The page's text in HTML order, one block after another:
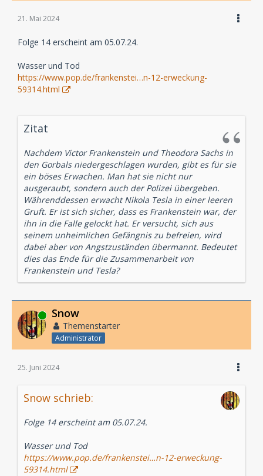
21. Mai 2024
Folge 14 erscheint am 05.07.24.
Wasser und Tod
https://www.pop.de/frankenstei…n-12-erweckung-
59314.html
Zitat
Nachdem Victor Frankenstein und Theodora Sachs in
den Gorbals niedergeschlagen wurden, gibt es für sie
ein böses Erwachen. Man hat sie nicht nur
ausgeraubt, sondern auch der Polizei übergeben.
Währenddessen erwacht Nikola Tesla in einer leeren
Gruft. Er ist sich sicher, dass es Frankenstein war, der
ihn in die Falle gelockt hat. Er versucht, sich aus
seinem unheimlichen Gefängnis zu befreien, wird
dabei aber von Angstzuständen übermannt. Bedeutet
dies das Ende für die Zusammenarbeit von
Frankenstein und Tesla?
Online Snow
Themenstarter
Administrator
25. Juni 2024
Snow schrieb:
Folge 14 erscheint am 05.07.24.
Wasser und Tod
https://www.pop.de/frankenstei…n-12-erweckung-
59314.html